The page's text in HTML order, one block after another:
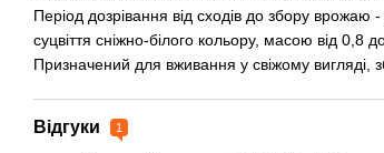
Період дозрівання від сходів до збору врожаю
суцвіття сніжно-білого кольору, масою від 0,8
Призначений для вживання у свіжому вигляді,
Відгуки 1